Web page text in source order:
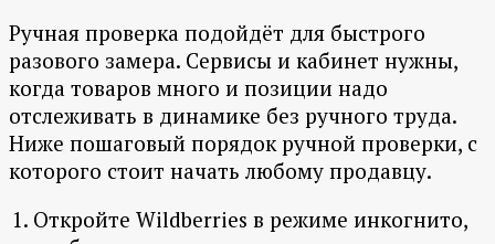
Ручная проверка подойдёт для быстрого
разового замера. Сервисы и кабинет нужны,
когда товаров много и позиции надо
отслеживать в динамике без ручного труда.
Ниже пошаговый порядок ручной проверки, с
которого стоит начать любому продавцу.
Откройте Wildberries в режиме инкогнито,